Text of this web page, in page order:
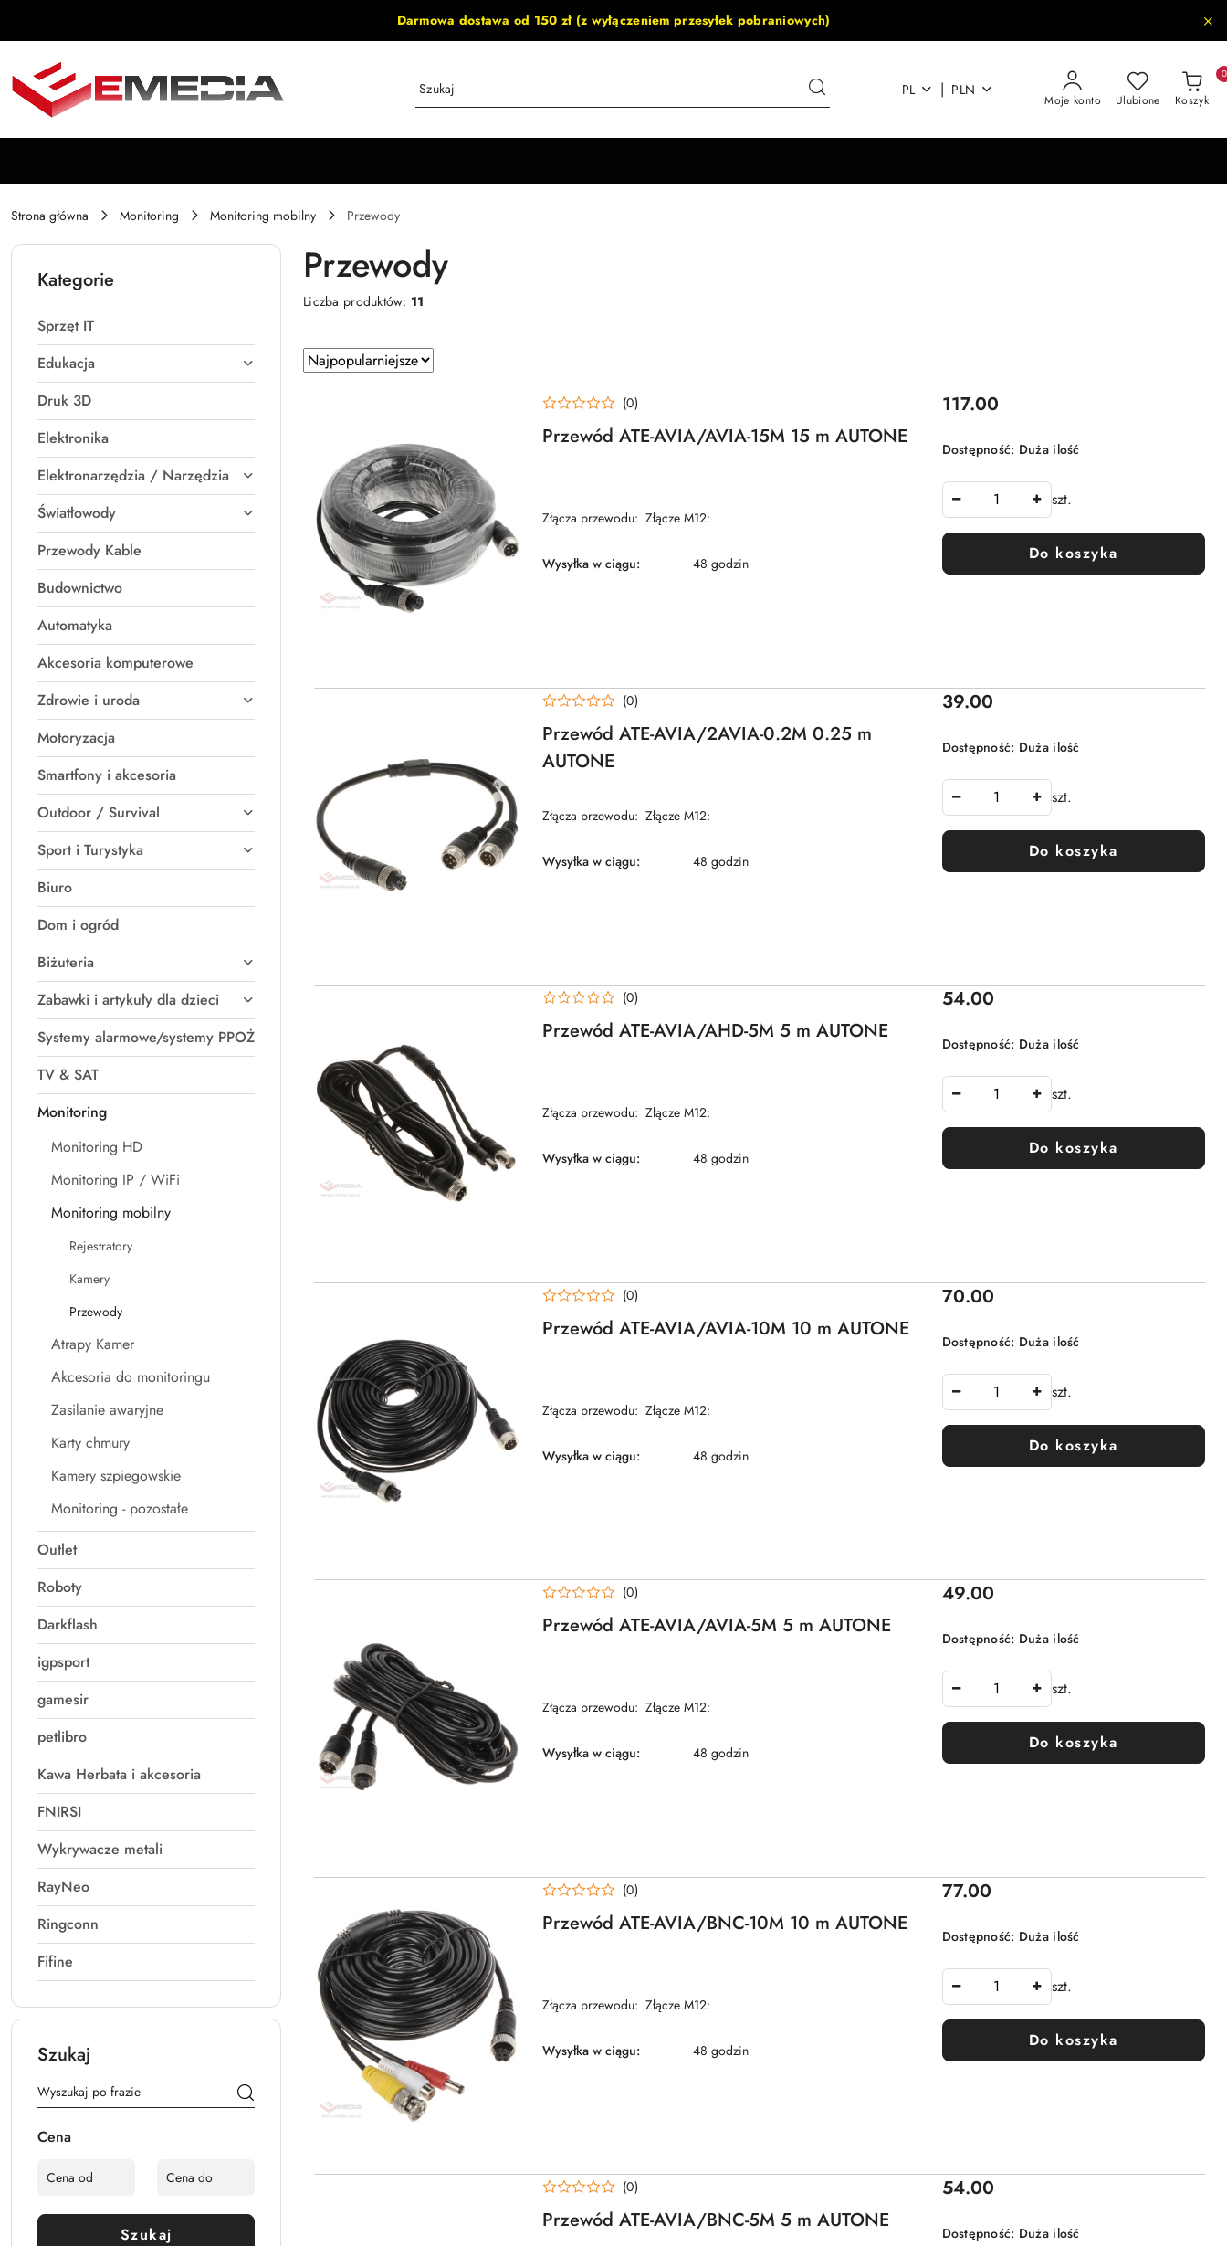
Darmowa dostawa od 150 zł (z wyłączeniem przesyłek pobraniowych)
PL | PLN
Moje konto Ulubione Koszyk
0
Strona główna Monitoring Monitoring mobilny Przewody
Kategorie
Sprzęt IT
Edukacja
Druk 3D
Elektronika
Elektronarzędzia / Narzędzia
Światłowody
Przewody Kable
Budownictwo
Automatyka
Akcesoria komputerowe
Zdrowie i uroda
Motoryzacja
Smartfony i akcesoria
Outdoor / Survival
Sport i Turystyka
Biuro
Dom i ogród
Biżuteria
Zabawki i artykuły dla dzieci
Systemy alarmowe/systemy PPOŻ
TV & SAT
Monitoring
Monitoring HD
Monitoring IP / WiFi
Monitoring mobilny
Rejestratory
Kamery
Przewody
Atrapy Kamer
Akcesoria do monitoringu
Zasilanie awaryjne
Karty chmury
Kamery szpiegowskie
Monitoring - pozostałe
Outlet
Roboty
Darkflash
igpsport
gamesir
petlibro
Kawa Herbata i akcesoria
FNIRSI
Wykrywacze metali
RayNeo
Ringconn
Fifine
Szukaj
Cena
Szukaj
Przewody
Liczba produktów: 11
Zastosowano
sortowanie:
Sortuj
według
Przewód ATE-AVIA/AVIA-15M 15 m AUTONE
(0)
Złącza przewodu: Złącze M12:
Wysyłka w ciągu: 48 godzin
Cena:
117.00
Dostępność: Duża ilość
szt.
Do koszyka
Przewód ATE-AVIA/2AVIA-0.2M 0.25 m
AUTONE
(0)
Złącza przewodu: Złącze M12:
Wysyłka w ciągu: 48 godzin
Cena:
39.00
Dostępność: Duża ilość
szt.
Do koszyka
Przewód ATE-AVIA/AHD-5M 5 m AUTONE
(0)
Złącza przewodu: Złącze M12:
Wysyłka w ciągu: 48 godzin
Cena:
54.00
Dostępność: Duża ilość
szt.
Do koszyka
Przewód ATE-AVIA/AVIA-10M 10 m AUTONE
(0)
Złącza przewodu: Złącze M12:
Wysyłka w ciągu: 48 godzin
Cena:
70.00
Dostępność: Duża ilość
szt.
Do koszyka
Przewód ATE-AVIA/AVIA-5M 5 m AUTONE
(0)
Złącza przewodu: Złącze M12:
Wysyłka w ciągu: 48 godzin
Cena:
49.00
Dostępność: Duża ilość
szt.
Do koszyka
Przewód ATE-AVIA/BNC-10M 10 m AUTONE
(0)
Złącza przewodu: Złącze M12:
Wysyłka w ciągu: 48 godzin
Cena:
77.00
Dostępność: Duża ilość
szt.
Do koszyka
Przewód ATE-AVIA/BNC-5M 5 m AUTONE
(0) Cena:
54.00
Dostępność: Duża ilość